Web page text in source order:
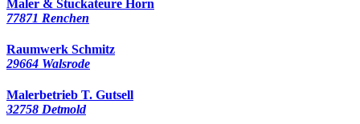
Maler & Stuckateure Horn
77871 Renchen
Raumwerk Schmitz
29664 Walsrode
Malerbetrieb T. Gutsell
32758 Detmold